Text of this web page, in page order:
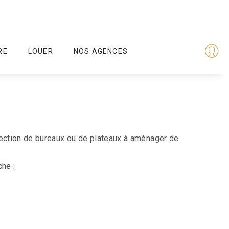
LOUER NOS AGENCES
de bureaux ou de plateaux à aménager de
: